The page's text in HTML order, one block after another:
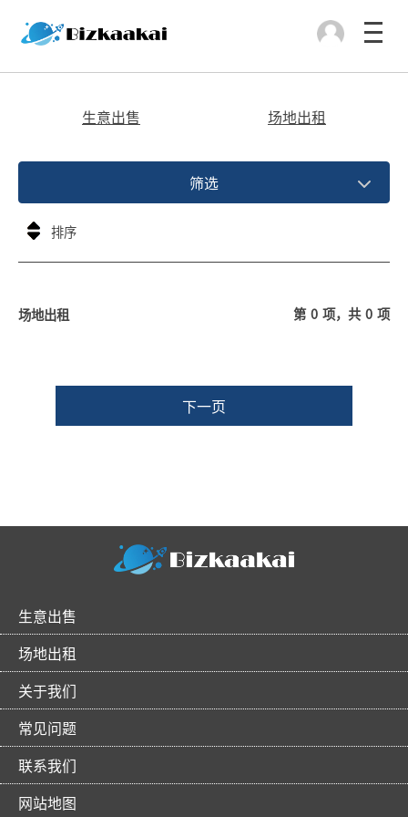
生意出售 场地出租
筛选
场地出租 第 0 项，共 0 项
下一页
生意出售
场地出租
关于我们
常见问题
联系我们
网站地图